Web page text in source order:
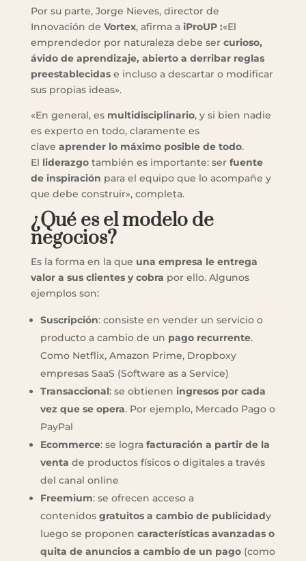
Por su parte, Jorge Nieves, director de
Innovación de Vortex, afirma a iProUP :«El
emprendedor por naturaleza debe ser curioso,
ávido de aprendizaje, abierto a derribar reglas
preestablecidase incluso a descartar o modificar
sus propias ideas».
«En general, es multidisciplinario, y si bien nadie
es experto en todo, claramente es
clave aprender lo máximo posible de todo.
El liderazgotambién es importante: ser fuente
de inspiración para el equipo que lo acompañe y
que debe construir», completa.
¿Qué es el modelo de
negocios?
Es la forma en la que una empresa le entrega
valor a sus clientes y cobra por ello. Algunos
ejemplos son:
Suscripción: consiste en vender un servicio o
producto a cambio de un pago recurrente.
Como Netflix, Amazon Prime, Dropboxy
empresas SaaS (Software as a Service)
Transaccional: se obtienen ingresos por cada
vez que se opera. Por ejemplo, Mercado Pago o
PayPal
Ecommerce: se logra facturación a partir de la
venta de productos físicos o digitales a través
del canal online
Freemium: se ofrecen acceso a
contenidos gratuitos a cambio de publicidady
luego se proponen características avanzadas o
quita de anuncios a cambio de un pago(como